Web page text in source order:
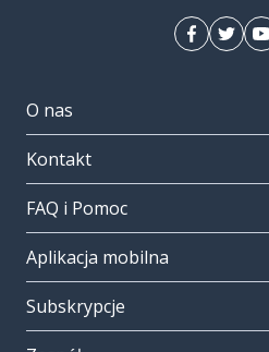
O nas
Kontakt
FAQ i Pomoc
Aplikacja mobilna
Subskrypcje